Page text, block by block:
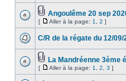
Angoulême 20 sep
[ Aller à la page: 1 2 ]
C/R de la régate du 12/
La Mandréenne 3ème
[ Aller à la page: 1 2 3 ]